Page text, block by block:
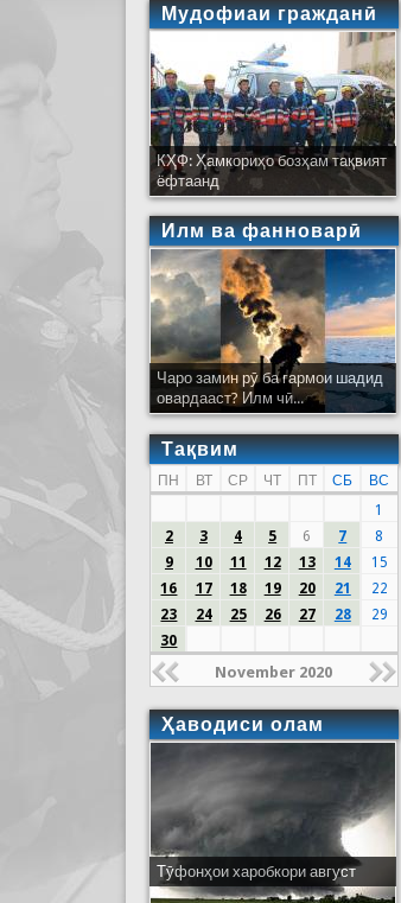
Мудофиаи гражданӣ
КҲФ: Ҳамкориҳо бозҳам тақвият
ёфтаанд
Илм ва фанноварӣ
Чаро замин рӯ ба гармои шадид
овардааст? Илм чӣ...
Тақвим
ПН ВТ СР ЧТ ПТ СБ
ВС
1
2
3 4 5 6 7
8
9
10 11 12 13 14
15
16
17 18 19 20 21
22
23
24 25 26 27 28
29
30
November 2020
Ҳаводиси олам
Тӯфонҳои харобкори август